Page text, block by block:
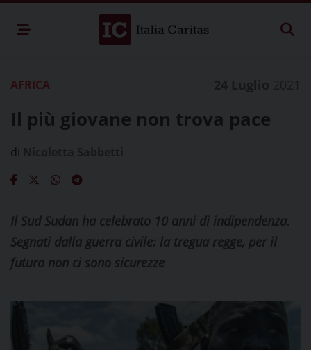
AFRICA
Il più giovane non trova pace
di
Il Sud Sudan ha celebrato 10 anni di indipendenza.
Segnati dalla guerra civile: la tregua regge, per il
futuro non ci sono sicurezze